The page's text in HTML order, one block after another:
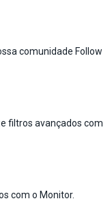
comunidade Follow
filtros avançados com
com o Monitor.